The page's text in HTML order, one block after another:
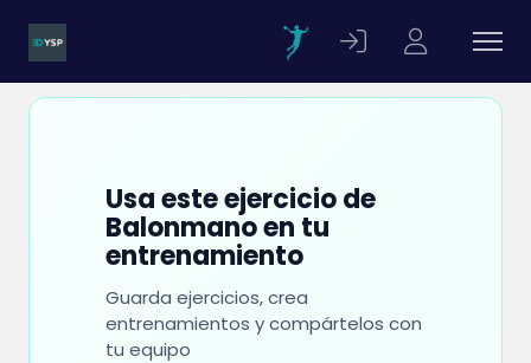
Usa este ejercicio de
Balonmano en tu
entrenamiento
Guarda ejercicios, crea
entrenamientos y compártelos con
tu equipo